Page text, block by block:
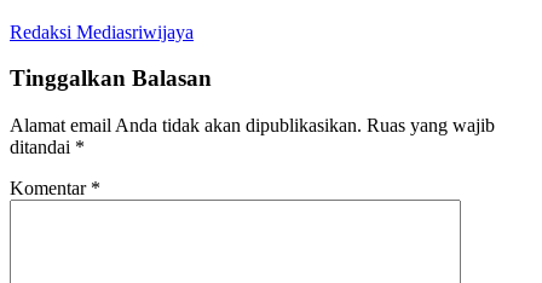
Redaksi Mediasriwijaya
Tinggalkan Balasan
Alamat email Anda tidak akan dipublikasikan. Ruas yang wajib
ditandai *
Komentar *